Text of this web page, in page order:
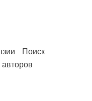
Поиск